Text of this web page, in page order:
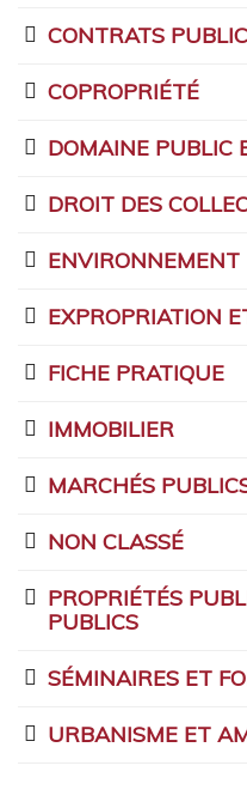
CONTRATS
COPROPRIÉTÉ
DOMAINE PUBLIC
DROIT DES
ENVIRONNEMENT
EXPROPRIATION
FICHE PRATIQUE
IMMOBILIER
MARCHÉS
NON CLASSÉ
PROPRIÉTÉS
PUBLICS
SÉMINAIRES ET
URBANISME ET